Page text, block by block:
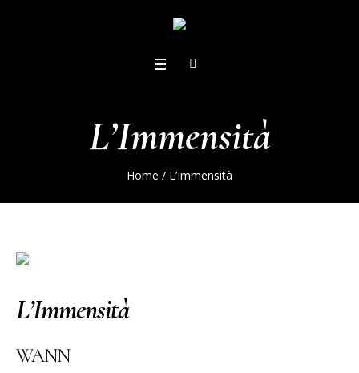
L’Immensità
Home / L’Immensità
L’Immensità
WANN